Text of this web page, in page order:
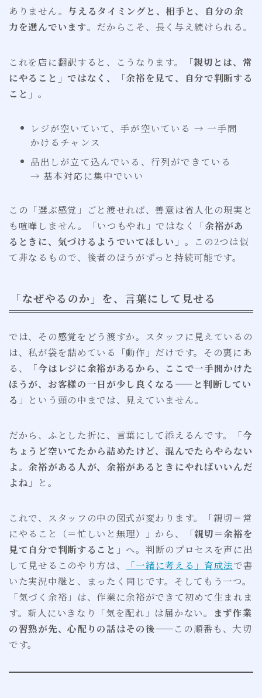
ありません。 与えるタイミングと、相手と、自分の余
力を選んでいます。だからこそ、長く与え続けられる。
これを店に翻訳すると、こうなります。
「親切とは、常
にやること」ではなく、「余裕を見て、自分で判断する
こと」。
レジが空いていて、手が空いている → 一手間
かけるチャンス
品出しが立て込んでいる、行列ができている
→ 基本対応に集中でいい
この「選ぶ感覚」ごと渡せれば、善意は省人化の現実と
も喧嘩しません。「いつもやれ」ではなく「余裕があ
るときに、気づけるようでいてほしい 」。この2つは似
て非なるもので、後者のほうがずっと持続可能です。
「なぜやるのか」を、言葉にして見せる
では、その感覚をどう渡すか。スタッフに見えているの
は、私が袋を詰めている「動作」だけです。その裏にあ
る、「今はレジに余裕があるから、ここで一手間かけた
ほうが、お客様の一日が少し良くなる——と判断してい
る 」という頭の中までは、見えていません。
だから、ふとした折に、言葉にして添えるんです。「今
ちょうど空いてたから詰めたけど、混んでたらやらない
よ。余裕がある人が、余裕があるときにやればいいんだ
よね 」と。
これで、スタッフの中の図式が変わります。「親切＝常
にやること（＝忙しいと無理）」から、「親切＝余裕を
見て自分で判断すること 」へ。判断のプロセスを声に出
して見せるこのやり方は、
「一緒に考える」育成法で書
いた実況中継と、まったく同じです。そしてもう一つ。
「気づく余裕」は、作業に余裕ができて初めて生まれま
す。新人にいきなり「気を配れ」は届かない。
まず作業
の習熟が先、心配りの話はその後——この順番も、大切
です。